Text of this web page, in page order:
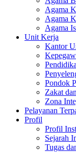
Agama
Agama
Agama
Unit Kerja
Kantor
Pondok
Zakat
Zona
Pelayanan
Profil
Profil
Sejarah
Tugas